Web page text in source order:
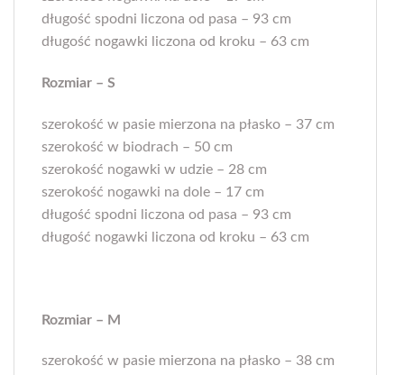
długość spodni liczona od pasa – 93 cm
długość nogawki liczona od kroku – 63 cm
Rozmiar – S
szerokość w pasie mierzona na płasko – 37 cm
szerokość w biodrach – 50 cm
szerokość nogawki w udzie – 28 cm
szerokość nogawki na dole – 17 cm
długość spodni liczona od pasa – 93 cm
długość nogawki liczona od kroku – 63 cm
Rozmiar – M
szerokość w pasie mierzona na płasko – 38 cm